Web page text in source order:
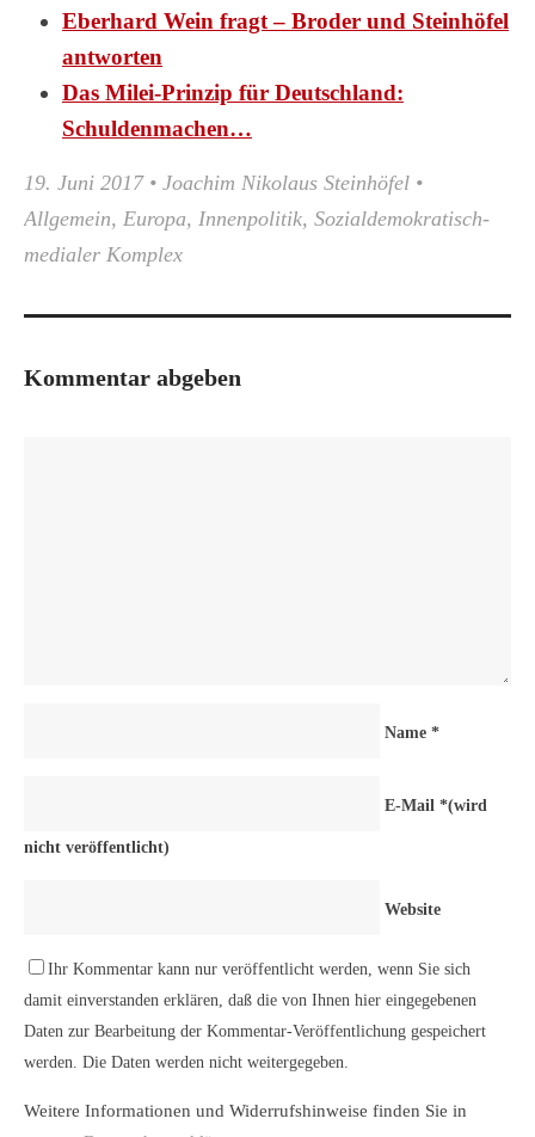
Eberhard Wein fragt – Broder und Steinhöfel
antworten
Das Milei-Prinzip für Deutschland:
Schuldenmachen…
19. Juni 2017• Joachim Nikolaus Steinhöfel •
Allgemein, Europa, Innenpolitik, Sozialdemokratisch-
medialer Komplex
Kommentar abgeben
Name *
E-Mail *(wird
nicht veröffentlicht)
Website
Ihr Kommentar kann nur veröffentlicht werden, wenn Sie sich
damit einverstanden erklären, daß die von Ihnen hier eingegebenen
Daten zur Bearbeitung der Kommentar-Veröffentlichung gespeichert
werden. Die Daten werden nicht weitergegeben.
Weitere Informationen und Widerrufshinweise finden Sie in